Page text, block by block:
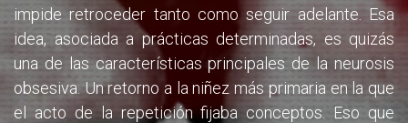
impide retroceder tanto como seguir adelante. Esa
idea, asociada a prácticas determinadas, es quizás
una de las características principales de la neurosis
obsesiva. Un retorno a la niñez más primaria en la que
el acto de la repetición fijaba conceptos. Eso que